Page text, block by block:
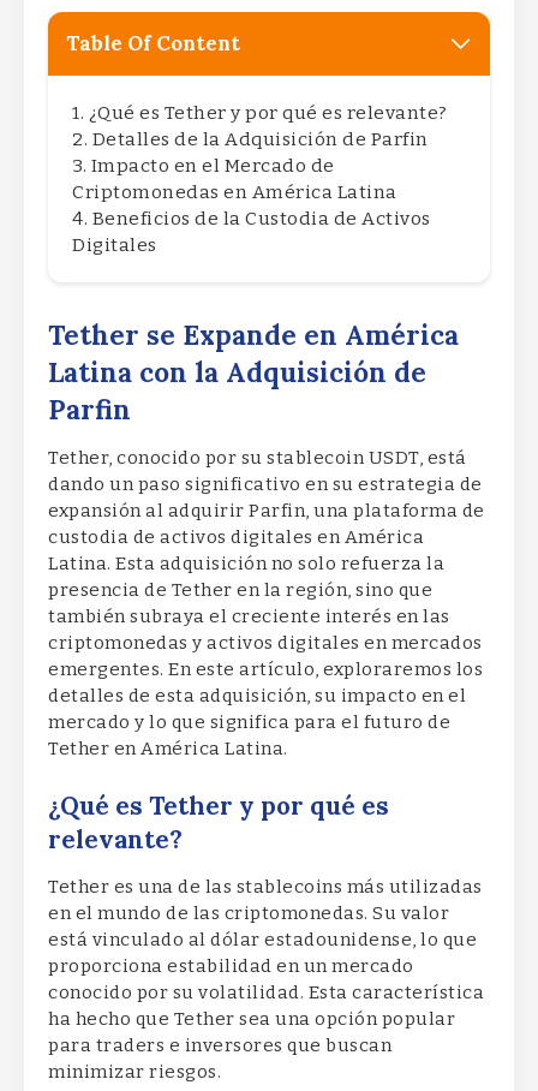
Table Of Content
¿Qué es Tether y por qué es relevante?
Detalles de la Adquisición de Parfin
Impacto en el Mercado de
Criptomonedas en América Latina
Beneficios de la Custodia de Activos
Digitales
Tether se Expande en América
Latina con la Adquisición de
Parfin
Tether, conocido por su stablecoin USDT, está
dando un paso significativo en su estrategia de
expansión al adquirir Parfin, una plataforma de
custodia de activos digitales en América
Latina. Esta adquisición no solo refuerza la
presencia de Tether en la región, sino que
también subraya el creciente interés en las
criptomonedas y activos digitales en mercados
emergentes. En este artículo, exploraremos los
detalles de esta adquisición, su impacto en el
mercado y lo que significa para el futuro de
Tether en América Latina.
¿Qué es Tether y por qué es
relevante?
Tether es una de las stablecoins más utilizadas
en el mundo de las criptomonedas. Su valor
está vinculado al dólar estadounidense, lo que
proporciona estabilidad en un mercado
conocido por su volatilidad. Esta característica
ha hecho que Tether sea una opción popular
para traders e inversores que buscan
minimizar riesgos.